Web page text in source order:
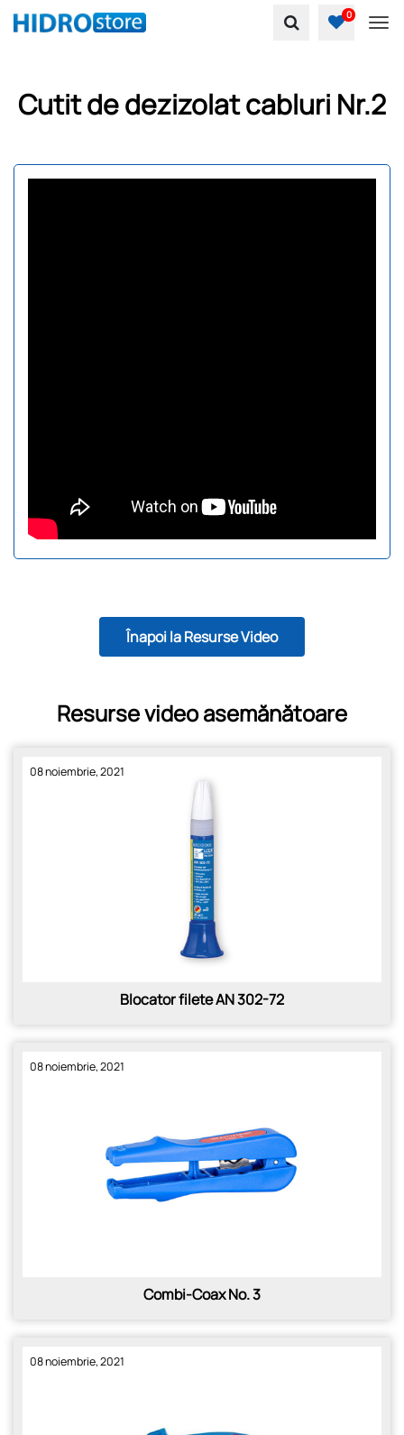
0
Cutit de dezizolat cabluri Nr.2
Înapoi la Resurse Video
Resurse video asemănătoare
08 noiembrie, 2021
Blocator filete AN 302-72
08 noiembrie, 2021
Combi-Coax No. 3
08 noiembrie, 2021